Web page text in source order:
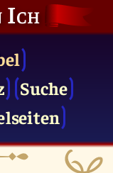
Ich
Suche